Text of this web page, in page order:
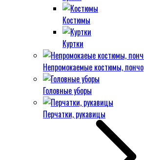
Костюмы
Куртки
Непромокаемые костюмы, пончо
Головные уборы
Перчатки, рукавицы